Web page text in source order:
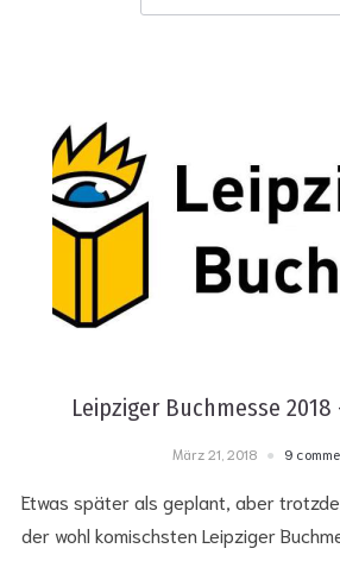
Leipziger Buchmesse
März 21, 2018 9
Etwas später als geplant, aber
der wohl komischsten Leipziger